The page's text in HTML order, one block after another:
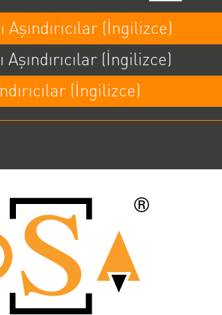
(İngilizce)
(İngilizce)
(İngilizce)